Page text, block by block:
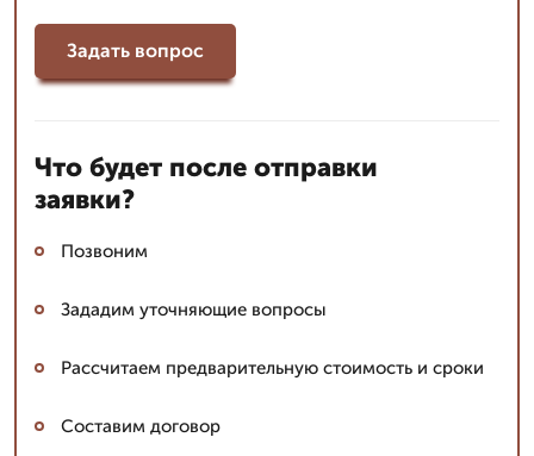
Задать вопрос
Что будет после отправки
заявки?
Позвоним
Зададим уточняющие вопросы
Рассчитаем предварительную стоимость и сроки
Составим договор